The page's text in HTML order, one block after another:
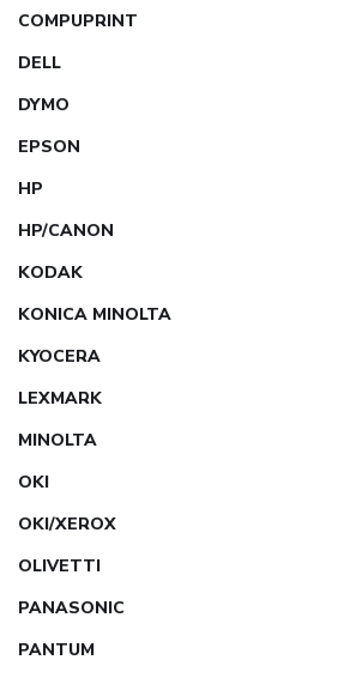
COMPUPRINT
DELL
DYMO
EPSON
HP
HP/CANON
KODAK
KONICA MINOLTA
KYOCERA
LEXMARK
MINOLTA
OKI
OKI/XEROX
OLIVETTI
PANASONIC
PANTUM